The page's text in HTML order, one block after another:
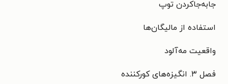
جابه‌جاکردن توپ
استفاده از مالیگان‌ها
واقعیت مه‌آلود
فصل ۳. انگیزه‌های کورکننده